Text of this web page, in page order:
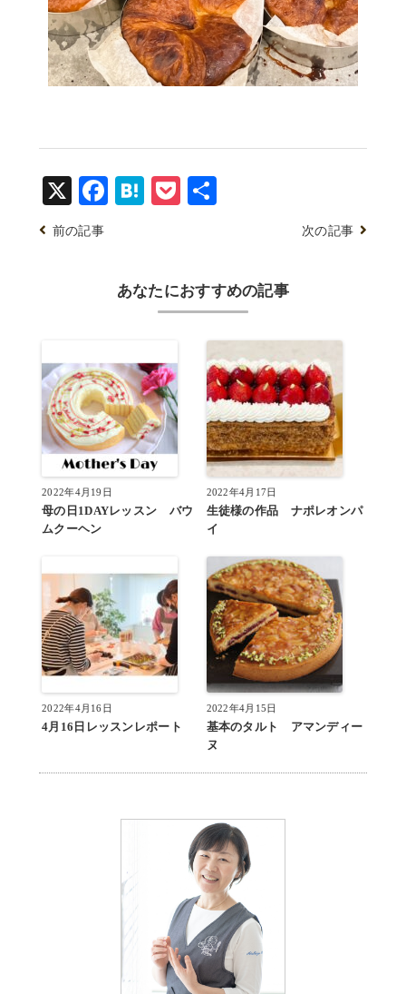
X Facebook
HatenaPocket
前の記事 次の記事
あなたにおすすめの記事
2022年4月19日
母の日1DAYレッスン バウ
ムクーヘン
2022年4月17日
生徒様の作品 ナポレオンパ
イ
2022年4月16日
4月16日レッスンレポート
2022年4月15日
基本のタルト アマンディー
ヌ